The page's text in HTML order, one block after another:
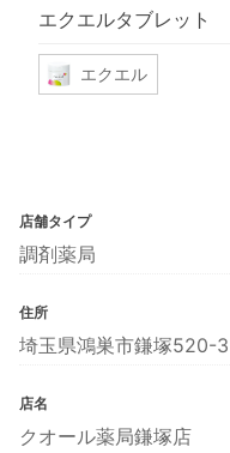
エクエルタブレット
エクエル
店舗タイプ
調剤薬局
住所
埼玉県鴻巣市鎌塚520-3
店名
クオール薬局鎌塚店